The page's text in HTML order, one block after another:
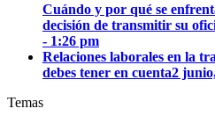
Cuándo y por qué se
decisión de transmitir su
- 1:26 pm
Relaciones laborales en la
debes tener en cuenta2
Temas